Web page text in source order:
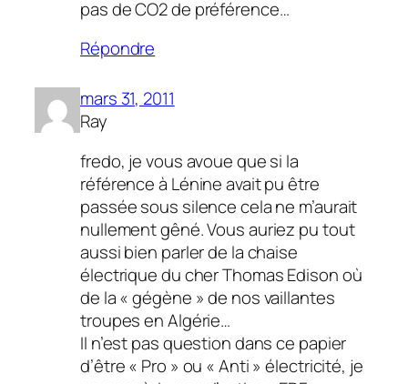
pas de CO2 de préférence…
Répondre
mars 31, 2011
Ray
fredo, je vous avoue que si la
référence à Lénine avait pu être
passée sous silence cela ne m’aurait
nullement gêné. Vous auriez pu tout
aussi bien parler de la chaise
électrique du cher Thomas Edison où
de la « gégène » de nos vaillantes
troupes en Algérie…
Il n’est pas question dans ce papier
d’être « Pro » ou « Anti » électricité, je